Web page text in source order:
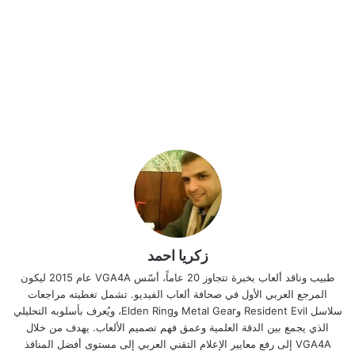
زكريا احمد
طبيب وناقد ألعاب بخبرة تتجاوز 20 عاماً، أسّس VGA4A عام 2015 ليكون
المرجع العربي الأول في صحافة ألعاب الفيديو. تشمل تغطيته مراجعات
سلاسل Resident Evil وMetal Gear وElden Ring، ويُعرف بأسلوبه التحليلي
الذي يجمع بين الدقة العلمية وعمق فهم تصميم الألعاب. يهدف من خلال
VGA4A إلى رفع معايير الإعلام التقني العربي إلى مستوى أفضل المنافذ